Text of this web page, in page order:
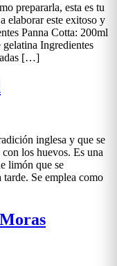
prepararla, esta es tu
elaborar este exitoso y
Panna Cotta: 200ml
Ingredientes
[…]
inglesa y que se
los huevos. Es una
limón que se
Se emplea como